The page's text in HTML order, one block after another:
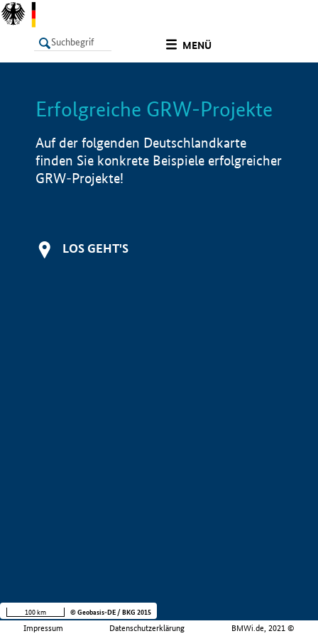
MENÜ
LISTE Info
Erfolgreiche GRW-Projekte
Auf der folgenden Deutschlandkarte
finden Sie konkrete Beispiele erfolgreicher
GRW-Projekte!
LOS GEHT'S
Impressum Datenschutzerklärung BMWi.de, 2021 ©
100 km © Geobasis-DE / BKG 2015